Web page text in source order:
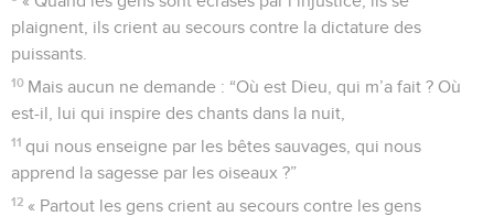
plaignent, ils crient au secours contre la dictature des
puissants.
10 Mais aucun ne demande : “Où est Dieu, qui m’a fait ? Où
est-il, lui qui inspire des chants dans la nuit,
11 qui nous enseigne par les bêtes sauvages, qui nous
apprend la sagesse par les oiseaux ?”
12 « Partout les gens crient au secours contre les gens